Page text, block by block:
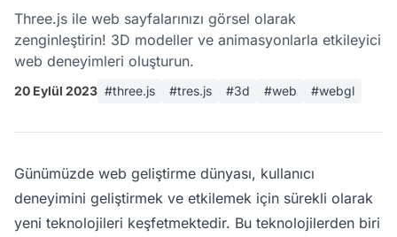
Three.js ile web sayfalarınızı görsel olarak
zenginleştirin! 3D modeller ve animasyonlarla etkileyici
web deneyimleri oluşturun.
20 Eylül 2023 #three.js #tres.js #3d #web #webgl
Günümüzde web geliştirme dünyası, kullanıcı
deneyimini geliştirmek ve etkilemek için sürekli olarak
yeni teknolojileri keşfetmektedir. Bu teknolojilerden biri